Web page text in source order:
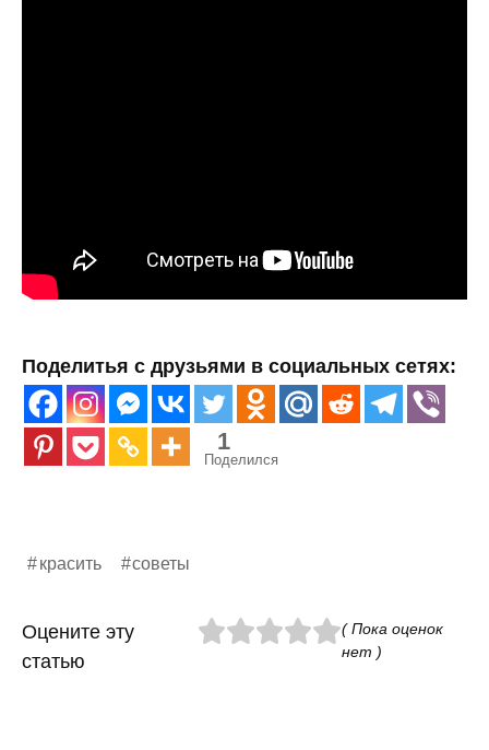
Поделитья с друзьями в социальных сетях:
1
Поделился
красить советы
Оцените эту
статью
( Пока оценок
нет )